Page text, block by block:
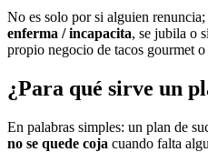
No es solo por si alguien renuncia;
enferma / incapacita, se jubila o
propio negocio de tacos gourmet
¿Para qué sirve un
En palabras simples: un plan de
no se quede coja cuando falta